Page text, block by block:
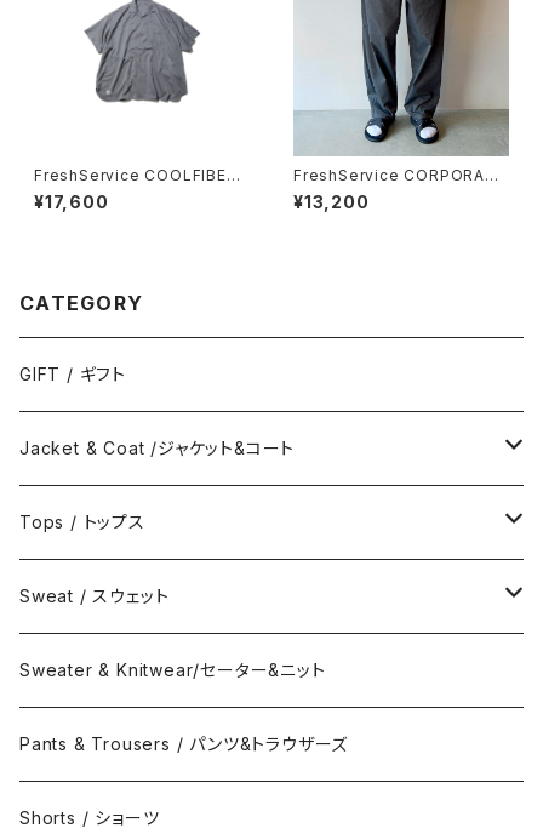
FreshService COOLFIBER
OPEN COLLAR S/S SHIRT
¥17,600
FreshService CORPORATE
EASY PANTS
¥13,200
CATEGORY
GIFT / ギフト
Jacket & Coat /ジャケット&コート
Jacket / ジャケット
Coat / コート
Tops / トップス
Shirts / シャツ
Collar Long Shirt / 襟付き長袖シャツ
Collar Short Shirt / 襟付き半袖シャツ
T-Shirts / Tシャツ
Long Sleeve Tee / 長袖Tシャツ
Short Sleeve Tee / 半袖Tシャツ
Sweat / スウェット
Crew Neck Sweat /クルーネックスウェット
Turtle Neck Sweat/タートルネックスウェット
Hood Sweat / フードスウェット
Sweater & Knitwear/セーター&ニット
Pants & Trousers / パンツ&トラウザーズ
Shorts / ショーツ